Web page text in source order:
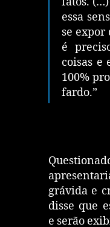
essa
se expor
é
coisas e
100%
fardo.”
grávida e
disse que
e serão